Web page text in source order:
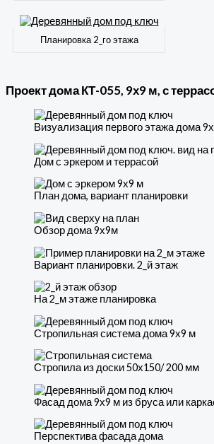
Планировка 2_го этажа
Проект дома КТ-055, 9х9 м, с
Визуализация первого этажа дома
Дом с эркером и террасой
План дома, вариант планировки
Обзор дома 9х9м
Вариант планировки. 2_й этаж
На 2_м этаже планировка
Стропильная система дома 9х9 м
Стропила из доски 50х150/ 200 мм
Фасад дома 9х9 м из бруса или
Перспектива фасада дома